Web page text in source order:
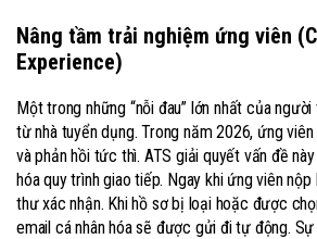
Nâng tầm trải nghiệm ứng viên
Experience)
Một trong những “nỗi đau” lớn nhất của
từ nhà tuyển dụng. Trong năm 2026, ứng
và phản hồi tức thì. ATS giải quyết vấn đề
hóa quy trình giao tiếp. Ngay khi ứng viên
thư xác nhận. Khi hồ sơ bị loại hoặc được
email cá nhân hóa sẽ được gửi đi tự động.